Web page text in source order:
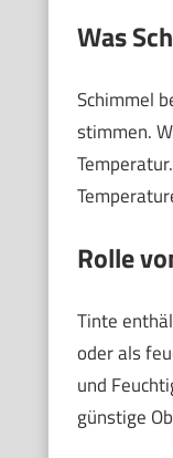
Was
Schimmel
stimmen.
Rolle
Tinte
oder als
und
günstige